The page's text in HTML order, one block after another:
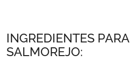
INGREDIENTES
SALMOREJO: